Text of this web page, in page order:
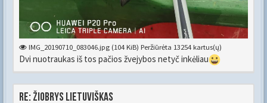
IMG_20190710_083046.jpg (104 KiB) Peržiūrėta 13254 kartus(ų)
Dvi nuotraukas iš tos pačios žvejybos netyč inkėliau
Re: Žiobrys lietuviškas